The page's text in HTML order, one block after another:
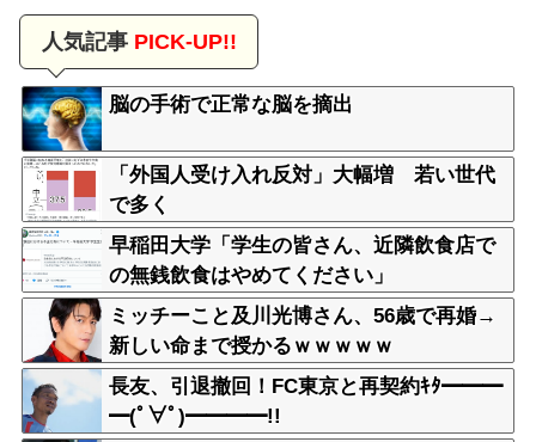
人気記事PICK-UP!!
脳の手術で正常な脳を摘出
「外国人受け入れ反対」大幅増 若い世代
で多く
早稲田大学「学生の皆さん、近隣飲食店で
の無銭飲食はやめてください」
ミッチーこと及川光博さん、56歳で再婚→
新しい命まで授かるｗｗｗｗｗ
長友、引退撤回！FC東京と再契約ｷﾀ━━━
━(ﾟ∀ﾟ)━━━━!!